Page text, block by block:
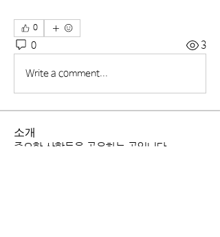
0
0 3
Write a comment...
소개
중요한 사항들을 공유하는 곳입니다.